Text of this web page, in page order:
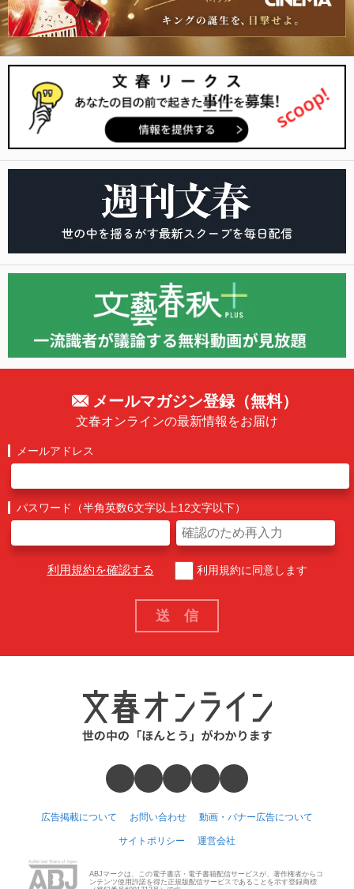
メールマガジン登録（無料）
文春オンラインの最新情報をお届け
メールアドレス
パスワード（半角英数6文字以上12文字以下）
利用規約を確認する 利用規約に同意します
広告掲載について お問い合わせ 動画・バナー広告について
サイトポリシー 運営会社
ABJマークは、この電子書店・電子書籍配信サービスが、著作権者からコ
ンテンツ使用許諾を得た正規版配信サービスであることを示す登録商標